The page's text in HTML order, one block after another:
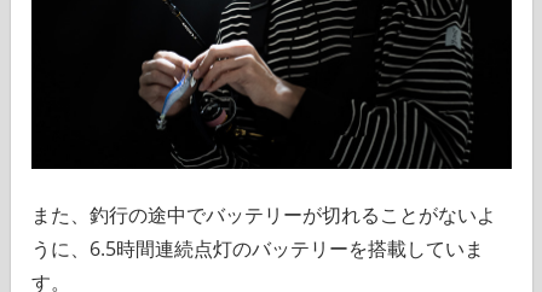
また、釣行の途中でバッテリーが切れることがないよ
うに、6.5時間連続点灯のバッテリーを搭載していま
す。